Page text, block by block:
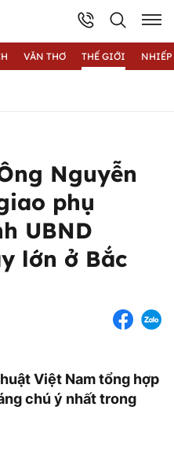
VĂN THƠ THẾ GIỚI
Nguyễn
phụ
UBND
lớn ở Bắc
Việt Nam tổng hợp
chú ý nhất trong